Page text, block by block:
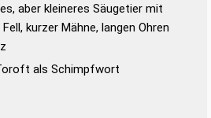
aber kleineres Säugetier mit
kurzer Mähne, langen Ohren
als Schimpfwort